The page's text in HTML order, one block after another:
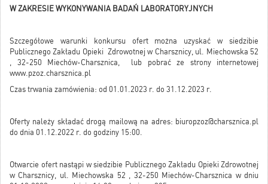
W ZAKRESIE WYKONYWANIA BADAŃ LABORATORYJNYCH
Szczegółowe warunki konkursu ofert można uzyskać w siedzibie
Publicznego Zakładu Opieki Zdrowotnej w Charsznicy, ul. Miechowska 52
, 32-250 Miechów-Charsznica, lub pobrać ze strony internetowej
www.pzoz.charsznica.pl
Czas trwania zamówienia: od 01.01.2023 r. do 31.12.2023 r.
Oferty należy składać drogą mailową na adres: biuropzoz@charsznica.pl
do dnia 01.12.2022 r. do godziny 15:00.
Otwarcie ofert nastąpi w siedzibie Publicznego Zakładu Opieki Zdrowotnej
w Charsznicy, ul. Miechowska 52 , 32-250 Miechów-Charsznica w dniu